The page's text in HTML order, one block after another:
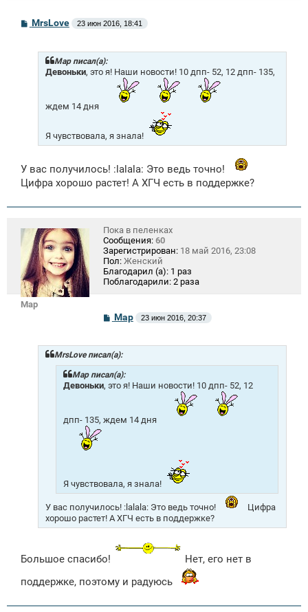
СMrsLove 23 июн 2016, 18:41
Mар писал(а):
Девоньки, это я! Наши новости! 10 дпп- 52, 12 дпп- 135,
ждем 14 дня
Я чувствовала, я знала!
У вас получилось! :lalala: Это ведь точно!
Цифра хорошо растет! А ХГЧ есть в поддержке?
Mар
Пока в пеленках
Сообщения: 60
Зарегистрирован: 18 май 2016, 23:08
Пол: Женский
Благодарил (а): 1 раз
Поблагодарили: 2 раза
С
о
б
щ
е
н
и
Mар 23 июн 2016, 20:37
MrsLove писал(а):
Mар писал(а):
Девоньки, это я! Наши новости! 10 дпп- 52, 12
дпп- 135, ждем 14 дня
Я чувствовала, я знала!
У вас получилось! :lalala: Это ведь точно!
Цифра
хорошо растет! А ХГЧ есть в поддержке?
Большое спасибо!
Нет, его нет в
поддержке, поэтому и радуюсь